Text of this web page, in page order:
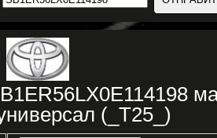
(_T25_)